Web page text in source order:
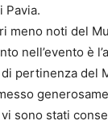
Pavia.
meno noti del
nell’evento è
pertinenza del
sono stati